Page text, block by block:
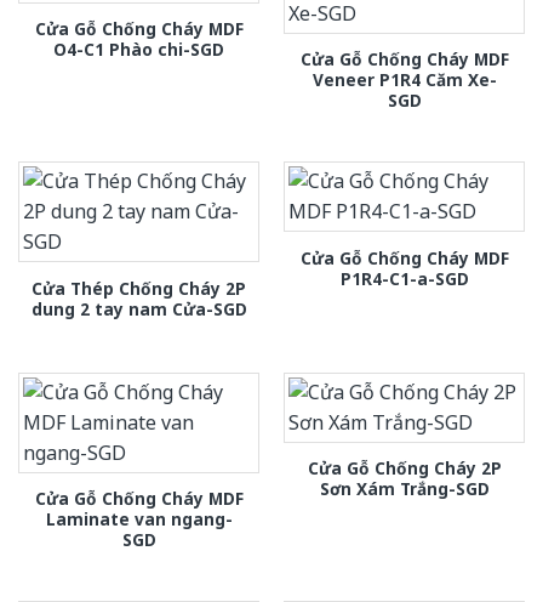
Cửa Gỗ Chống Cháy MDF
O4-C1 Phào chi-SGD
Cửa Gỗ Chống Cháy MDF
Veneer P1R4 Căm Xe-
SGD
Cửa Thép Chống Cháy 2P
dung 2 tay nam Cửa-SGD
Cửa Gỗ Chống Cháy MDF
P1R4-C1-a-SGD
Cửa Gỗ Chống Cháy MDF
Laminate van ngang-
SGD
Cửa Gỗ Chống Cháy 2P
Sơn Xám Trắng-SGD